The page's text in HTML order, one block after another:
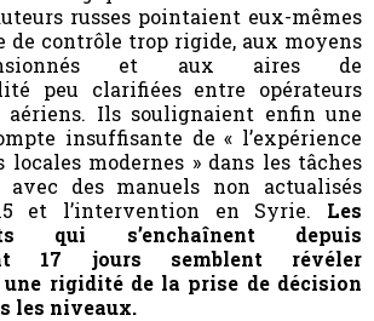
russes pointaient eux-mêmes
de contrôle trop rigide, aux moyens
et aux aires de
peu clarifiées entre opérateurs
aériens. Ils soulignaient enfin une
insuffisante de « l’expérience
locales modernes » dans les tâches
avec des manuels non actualisés
et l’intervention en Syrie. Les
qui s’enchaînent depuis
17 jours semblent révéler
une rigidité de la prise de décision
les niveaux.